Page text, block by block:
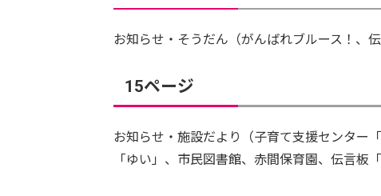
お知らせ・そうだん（がんばれブルース！、
15ページ
お知らせ・施設だより（子育て支援センター
「ゆい」、市民図書館、赤間保育園、伝言板